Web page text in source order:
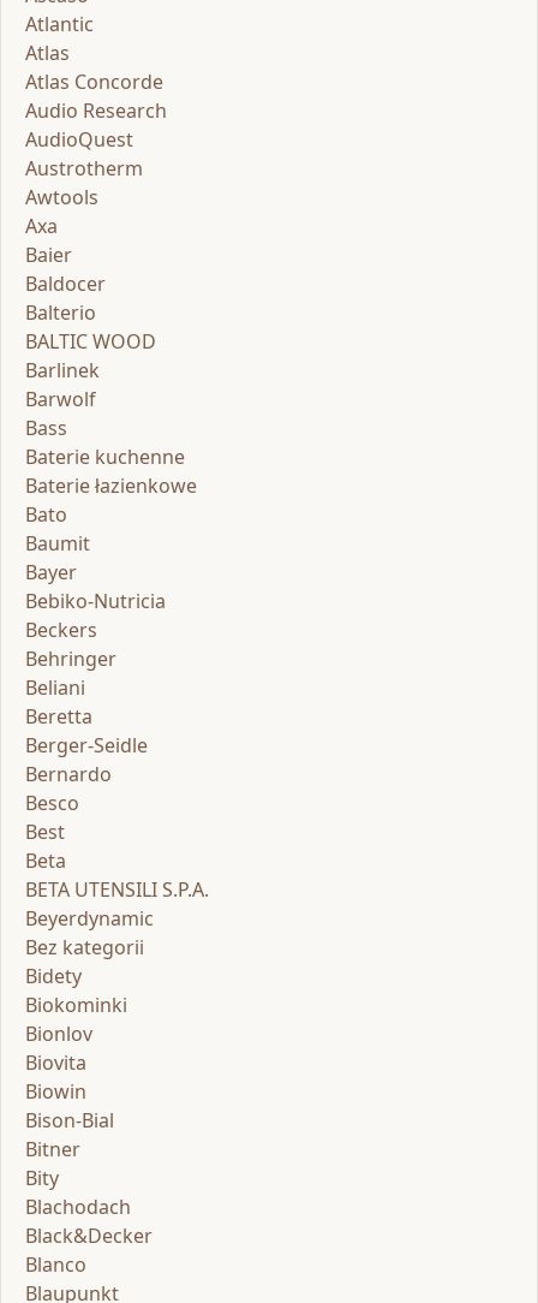
Atlantic
Atlas
Atlas Concorde
Audio Research
AudioQuest
Austrotherm
Awtools
Axa
Baier
Baldocer
Balterio
BALTIC WOOD
Barlinek
Barwolf
Bass
Baterie kuchenne
Baterie łazienkowe
Bato
Baumit
Bayer
Bebiko-Nutricia
Beckers
Behringer
Beliani
Beretta
Berger-Seidle
Bernardo
Besco
Best
Beta
BETA UTENSILI S.P.A.
Beyerdynamic
Bez kategorii
Bidety
Biokominki
Bionlov
Biovita
Biowin
Bison-Bial
Bitner
Bity
Blachodach
Black&Decker
Blanco
Blaupunkt